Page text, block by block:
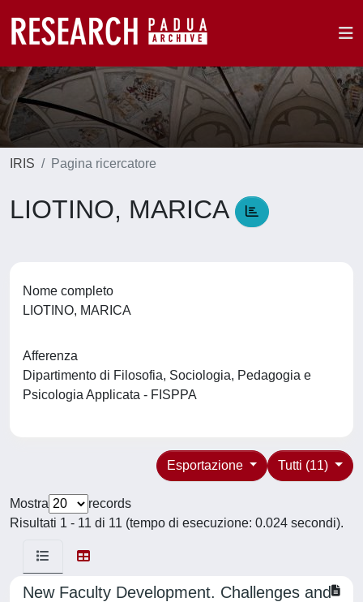
IRIS Pagina ricercatore
LIOTINO, MARICA
Nome completo
LIOTINO, MARICA
Afferenza
Dipartimento di Filosofia, Sociologia, Pedagogia e
Psicologia Applicata - FISPPA
Tutti (11)
Esportazione
Mostra
records
Risultati 1 - 11 di 11 (tempo di esecuzione: 0.024 secondi).
New Faculty Development. Challenges and